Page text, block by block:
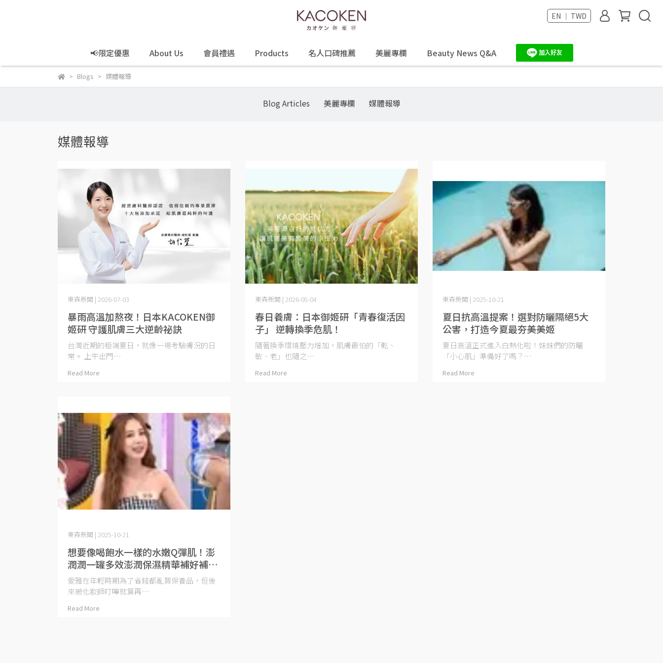
EN ｜ TWD
📢限定優惠 About Us 會員禮遇 Products 名人口碑推薦 美麗專欄 Beauty News Q&A
Blogs 媒體報導
Blog Articles 美麗專欄 媒體報導
媒體報導
暴雨高溫加熬夜！日本KACOKEN御
姬研 守護肌膚三大逆齡祕訣
東森新聞 | 2026-07-03
台灣近期的極端夏日，就像一場考驗膚況的日
常。 上午出門⋯
Read More
春日養膚：日本御姬研「青春復活因
子」 逆轉換季危肌！
東森新聞 | 2026-05-04
隨著換季環境壓力增加，肌膚最怕的「乾、
敏、老」也隨之⋯
Read More
夏日抗高溫提案！選對防曬隔絕5大
公害，打造今夏最夯美美姬
東森新聞 | 2025-10-21
夏日高溫正式進入白熱化啦！妹妹們的防曬
「小心肌」準備好了嗎？⋯
Read More
想要像喝飽水一樣的水嫩Q彈肌！澎
潤潤一罐多效澎潤保濕精華補好補
滿！
東森新聞 | 2025-10-21
愛雅在年輕時期為了省錢都亂買保養品，但後
來被化妝師叮嚀就算再⋯
Read More